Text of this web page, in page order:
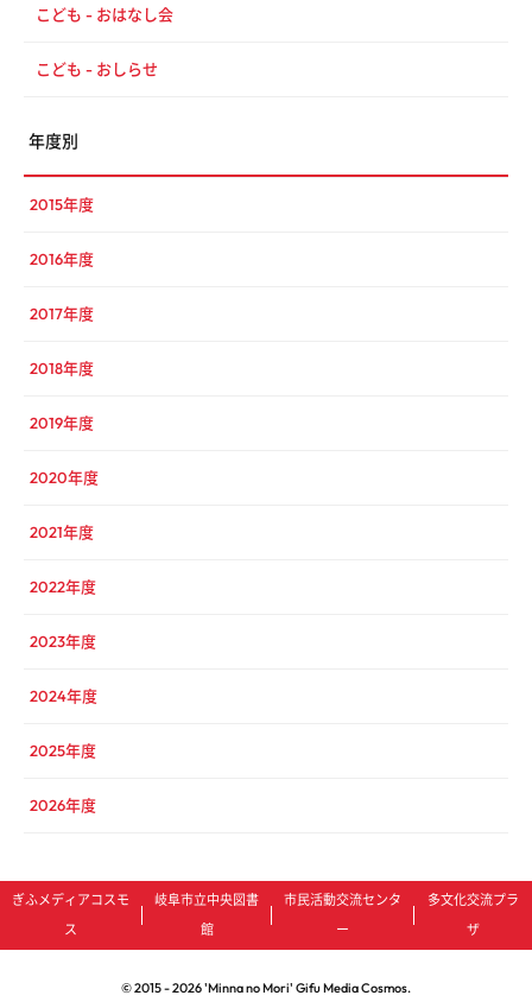
こども - おはなし会
こども - おしらせ
年度別
2015年度
2016年度
2017年度
2018年度
2019年度
2020年度
2021年度
2022年度
2023年度
2024年度
2025年度
2026年度
ぎふメディアコスモ
ス
岐阜市立中央図書
館
市民活動交流センタ
ー
多文化交流プラ
ザ
© 2015 -2026'Minna no Mori' Gifu Media Cosmos.